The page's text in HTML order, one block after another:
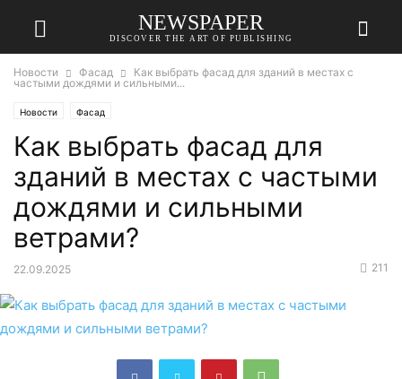
NEWSPAPER
DISCOVER THE ART OF PUBLISHING
Новости Фасад
Как выбрать фасад для зданий в местах с
частыми дождями и сильными...
Новости Фасад
Как выбрать фасад для
зданий в местах с частыми
дождями и сильными
ветрами?
22.09.2025 211